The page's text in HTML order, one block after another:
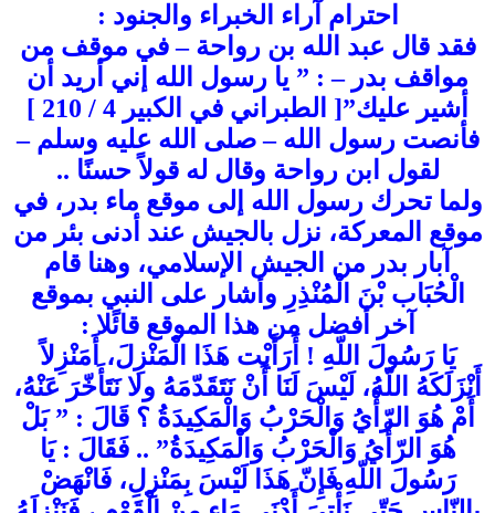
احترام آراء الخبراء والجنود :
فقد قال عبد الله بن رواحة – في موقف من
مواقف بدر – : ” يا رسول الله إني أريد أن
أشير عليك”[ الطبراني في الكبير 4 / 210 ]
فأنصت رسول الله – صلى الله عليه وسلم –
لقول ابن رواحة وقال له قولاً حسنًا ..
ولما تحرك رسول الله إلى موقع ماء بدر، في
موقع المعركة، نزل بالجيش عند أدنى بئر من
آبار بدر من الجيش الإسلامي، وهنا قام
الْحُبَاب بْنَ الْمُنْذِرِ وأشار على النبي بموقع
آخر أفضل من هذا الموقع قائًلا :
يَا رَسُولَ اللّهِ ! أَرَأَيْت هَذَا الْمَنْزِلَ، أَمَنْزِلاً
أَنْزَلَكَهُ اللّهُ، لَيْسَ لَنَا أَنْ نَتَقَدّمَهُ ولا نَتَأَخّرَ عَنْهُ،
أَمْ هُوَ الرّأْيُ وَالْحَرْبُ وَالْمَكِيدَةُ ؟ قَالَ : ” بَلْ
هُوَ الرّأْيُ وَالْحَرْبُ وَالْمَكِيدَةُ” .. فَقَالَ : يَا
رَسُولَ اللّهِ فَإِنّ هَذَا لَيْسَ بِمَنْزِلِ، فَانْهَضْ